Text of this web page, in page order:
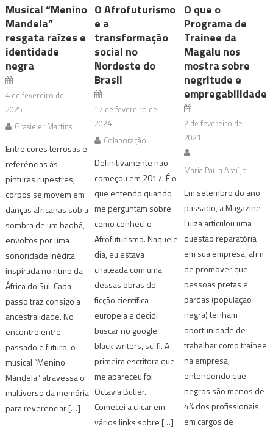
Musical “Menino
Mandela”
resgata raízes e
identidade
negra
4 de fevereiro de
2025
Grasieler Martins
Entre cores terrosas e
referências às
pinturas rupestres,
corpos se movem em
danças africanas sob a
sombra de um baobá,
envoltos por uma
sonoridade inédita
inspirada no ritmo da
África do Sul. Cada
passo traz consigo a
ancestralidade. No
encontro entre
passado e futuro, o
musical “Menino
Mandela” atravessa o
multiverso da memória
para reverenciar […]
O Afrofuturismo
e a
transformação
social no
Nordeste do
Brasil
17 de fevereiro de
2024
Colaboração
Definitivamente não
começou em 2017. É o
que entendo quando
me perguntam sobre
como conheci o
Afrofuturismo. Naquele
dia, eu estava
chateada com uma
dessas obras de
ficção científica
europeia e decidi
buscar no google:
black writers, sci fi. A
primeira escritora que
me apareceu foi
Octavia Butler.
Comecei a clicar em
vários links sobre […]
O que o
Programa de
Trainee da
Magalu nos
mostra sobre
negritude e
empregabilidade
2 de fevereiro de
2021
Maria Paula Araújo
Em setembro do ano
passado, a Magazine
Luiza articulou uma
questão reparatória
em sua empresa, afim
de promover que
pessoas pretas e
pardas (população
negra) tenham
oportunidade de
trabalhar como trainee
na empresa,
entendendo que
negros são menos de
4% dos profissionais
em cargos de